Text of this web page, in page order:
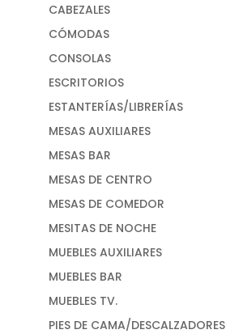
CABEZALES
CÓMODAS
CONSOLAS
ESCRITORIOS
ESTANTERÍAS/LIBRERÍAS
MESAS AUXILIARES
MESAS BAR
MESAS DE CENTRO
MESAS DE COMEDOR
MESITAS DE NOCHE
MUEBLES AUXILIARES
MUEBLES BAR
MUEBLES TV.
PIES DE CAMA/DESCALZADORES